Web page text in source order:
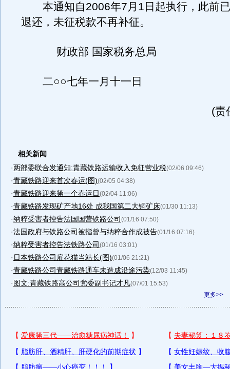
本通知自2006年7月1日起执行，此前
退还，未征税款不再补征。
财政部 国家税务总局
二○○七年一月十一日
(责
相关新闻
·两部委联合发通知:青藏铁路运输收入免征营业税(02/06 09:46)
·青藏铁路迎来首次春运(图)(02/05 04:38)
·青藏铁路迎来第一个春运日(02/04 11:06)
·青藏铁路发现矿产地16处 成我国第二大铜矿床(01/30 11:13)
·纳粹受害者控告法国国营铁路公司 (01/16 07:50)
·法国政府与铁路公司被指曾与纳粹合作成被告(01/16 07:16)
·纳粹受害者控告法铁路公司 (01/16 03:01)
· 日本铁路公司雇花猫当站长(图)(01/06 21:21)
·青藏铁路公司青藏铁路通车未造成沿途污染(12/03 11:45)
·图文:青藏铁路高公司党委副书记才凡(07/01 15:53)
更多>>